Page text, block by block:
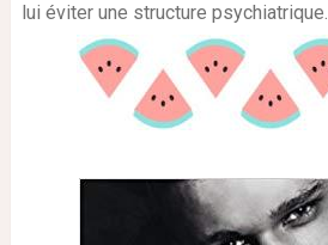
lui éviter une structure psychiatrique.